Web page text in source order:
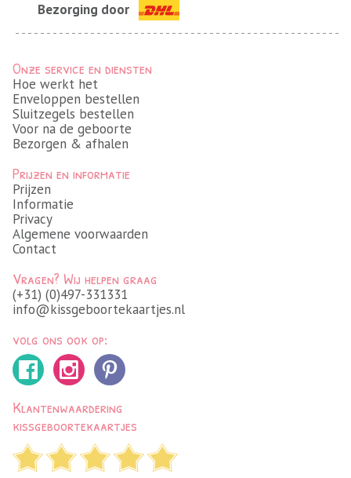
Bezorging door
Onze service en diensten
Hoe werkt het
Enveloppen bestellen
Sluitzegels bestellen
Voor na de geboorte
Bezorgen & afhalen
Prijzen en informatie
Prijzen
Informatie
Privacy
Algemene voorwaarden
Contact
Vragen? Wij helpen graag
(+31) (0)497-331331
info@kissgeboortekaartjes.nl
volg ons ook op:
Klantenwaardering
kissgeboortekaartjes